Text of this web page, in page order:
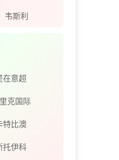
将球顶
韦斯利
在意超
克国际
哥度假️
特比澳
对他而
托伊科